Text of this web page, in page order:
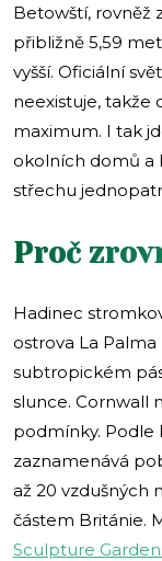
Betowští, rovněž
přibližně 5,59
vyšší. Oficiální
neexistuje, takže
maximum. I tak
okolních domů a
střechu
Proč
Hadinec
ostrova La
subtropickém
slunce. Cornwall
podmínky.
zaznamenává
až 20 vzdušných
částem Británie.
Sculpture